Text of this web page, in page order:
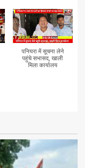
पनियरा में सूचना लेने
पहुंचे सभासद, खाली
मिला कार्यालय